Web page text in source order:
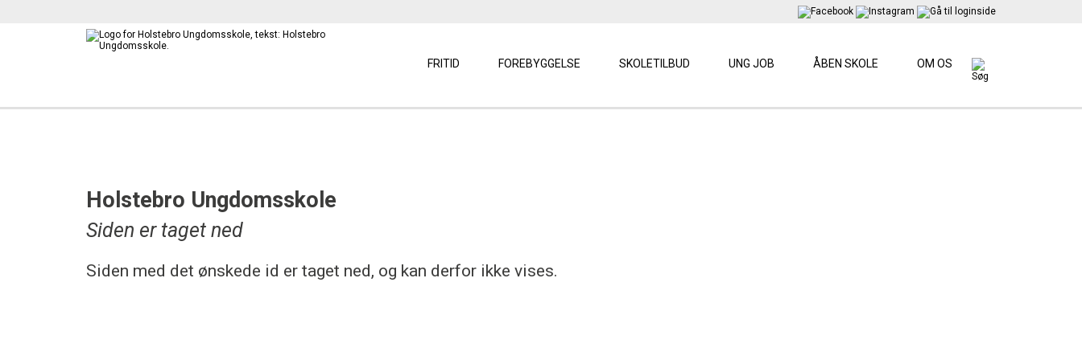
OM OS
ÅBEN SKOLE
UNG JOB
SKOLETILBUD
FOREBYGGELSE
FRITID
Holstebro Ungdomsskole
Siden er taget ned
Siden med det ønskede id er taget ned, og kan derfor ikke vises.